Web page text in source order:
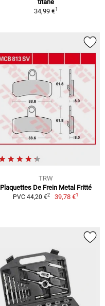
titane
34,99 €1
TRW
Plaquettes De Frein Metal Fritté
PVC 44,20 €2 39,78 €1